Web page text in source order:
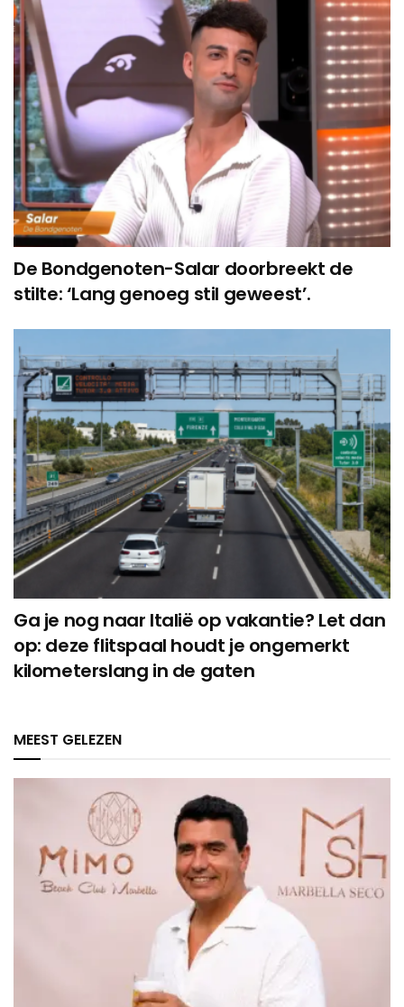
De Bondgenoten-Salar doorbreekt de
stilte: ‘Lang genoeg stil geweest’.
Ga je nog naar Italië op vakantie? Let dan
op: deze flitspaal houdt je ongemerkt
kilometerslang in de gaten
MEEST GELEZEN